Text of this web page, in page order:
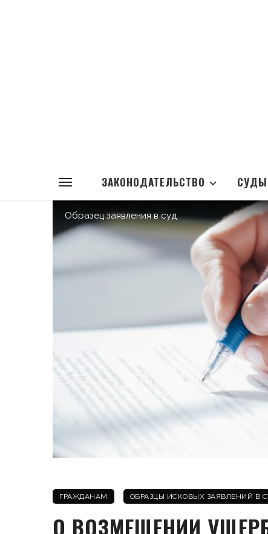
ЗАКОНОДАТЕЛЬСТВО СУДЫ
Образец заявления в суд
ГРАЖДАНАМ ОБРАЗЦЫ ИСКОВЫХ ЗАЯВЛЕНИЙ В
О ВОЗМЕЩЕНИИ